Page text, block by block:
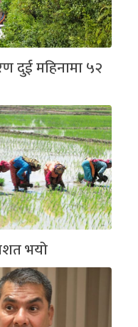
दुई महिनामा ५२
भयो